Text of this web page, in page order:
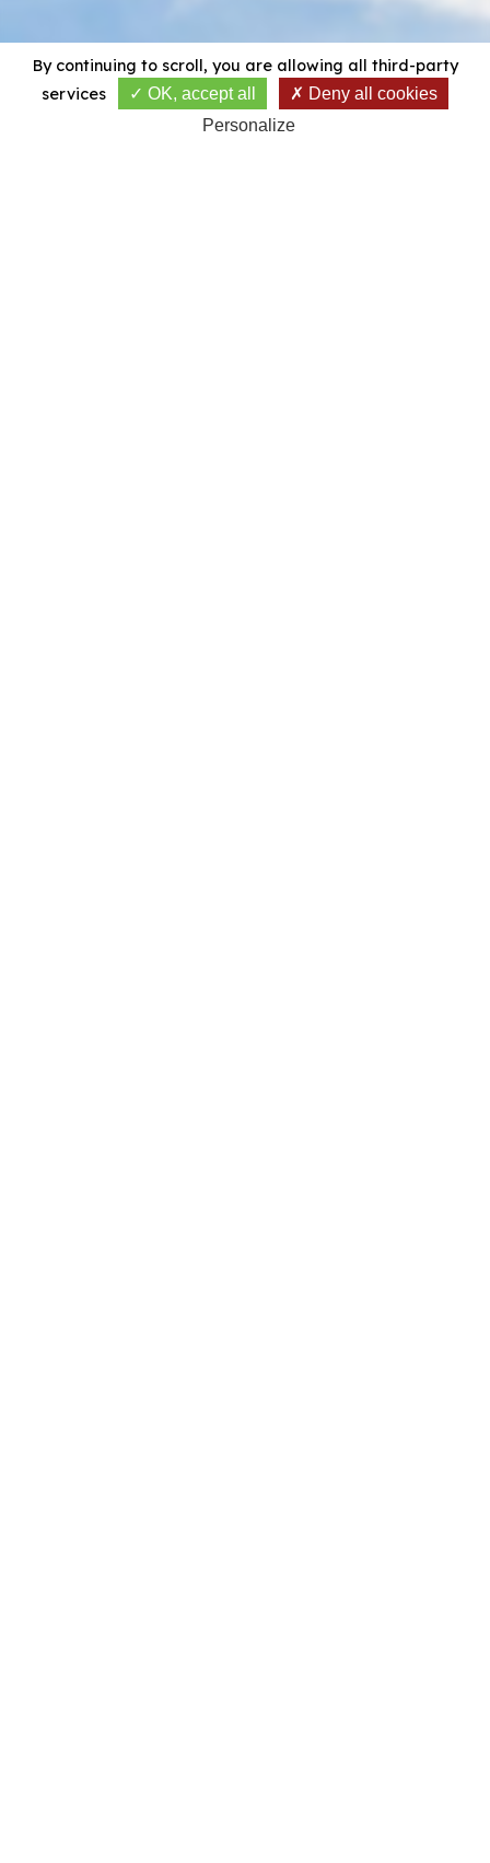
By continuing to scroll, you are allowing all third-party
services
OK, accept all
Deny all cookies
Personalize